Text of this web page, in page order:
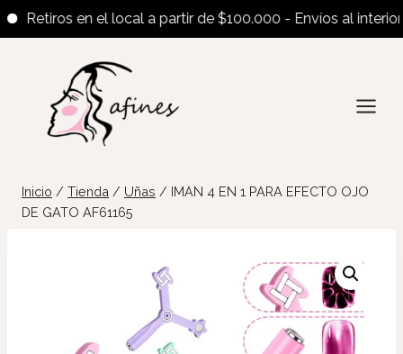
en el local a partir de $100.000 - Envíos al interior a
contenido
Inicio / Tienda / Uñas / IMAN 4 EN 1 PARA EFECTO OJO
DE GATO AF61165